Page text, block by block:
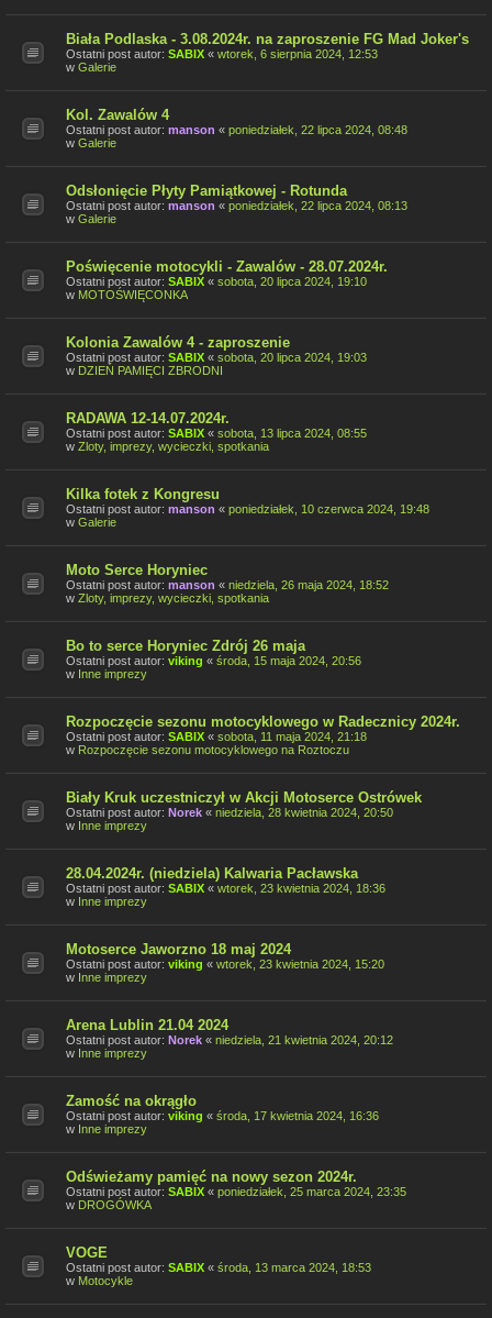
Biała Podlaska - 3.08.2024r. na zaproszenie FG Mad Joker's
Ostatni post autor: SABIX « wtorek, 6 sierpnia 2024, 12:53
w Galerie
Kol. Zawalów 4
Ostatni post autor: manson « poniedziałek, 22 lipca 2024, 08:48
w Galerie
Odsłonięcie Płyty Pamiątkowej - Rotunda
Ostatni post autor: manson « poniedziałek, 22 lipca 2024, 08:13
w Galerie
Poświęcenie motocykli - Zawalów - 28.07.2024r.
Ostatni post autor: SABIX « sobota, 20 lipca 2024, 19:10
w MOTOŚWIĘCONKA
Kolonia Zawalów 4 - zaproszenie
Ostatni post autor: SABIX « sobota, 20 lipca 2024, 19:03
w DZIEŃ PAMIĘCI ZBRODNI
RADAWA 12-14.07.2024r.
Ostatni post autor: SABIX « sobota, 13 lipca 2024, 08:55
w Zloty, imprezy, wycieczki, spotkania
Kilka fotek z Kongresu
Ostatni post autor: manson « poniedziałek, 10 czerwca 2024, 19:48
w Galerie
Moto Serce Horyniec
Ostatni post autor: manson « niedziela, 26 maja 2024, 18:52
w Zloty, imprezy, wycieczki, spotkania
Bo to serce Horyniec Zdrój 26 maja
Ostatni post autor: viking « środa, 15 maja 2024, 20:56
w Inne imprezy
Rozpoczęcie sezonu motocyklowego w Radecznicy 2024r.
Ostatni post autor: SABIX « sobota, 11 maja 2024, 21:18
w Rozpoczęcie sezonu motocyklowego na Roztoczu
Biały Kruk uczestniczył w Akcji Motoserce Ostrówek
Ostatni post autor: Norek « niedziela, 28 kwietnia 2024, 20:50
w Inne imprezy
28.04.2024r. (niedziela) Kalwaria Pacławska
Ostatni post autor: SABIX « wtorek, 23 kwietnia 2024, 18:36
w Inne imprezy
Motoserce Jaworzno 18 maj 2024
Ostatni post autor: viking « wtorek, 23 kwietnia 2024, 15:20
w Inne imprezy
Arena Lublin 21.04 2024
Ostatni post autor: Norek « niedziela, 21 kwietnia 2024, 20:12
w Inne imprezy
Zamość na okrągło
Ostatni post autor: viking « środa, 17 kwietnia 2024, 16:36
w Inne imprezy
Odświeżamy pamięć na nowy sezon 2024r.
Ostatni post autor: SABIX « poniedziałek, 25 marca 2024, 23:35
w DROGÓWKA
VOGE
Ostatni post autor: SABIX « środa, 13 marca 2024, 18:53
w Motocykle